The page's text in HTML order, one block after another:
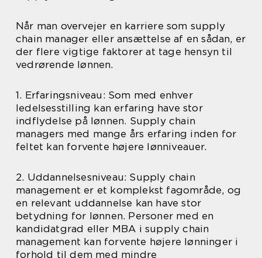
Når man overvejer en karriere som supply
chain manager eller ansættelse af en sådan, er
der flere vigtige faktorer at tage hensyn til
vedrørende lønnen.
1. Erfaringsniveau: Som med enhver
ledelsesstilling kan erfaring have stor
indflydelse på lønnen. Supply chain
managers med mange års erfaring inden for
feltet kan forvente højere lønniveauer.
2. Uddannelsesniveau: Supply chain
management er et komplekst fagområde, og
en relevant uddannelse kan have stor
betydning for lønnen. Personer med en
kandidatgrad eller MBA i supply chain
management kan forvente højere lønninger i
forhold til dem med mindre